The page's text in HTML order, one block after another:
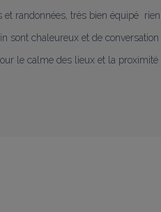
et randonnées, très bien équipé
sont chaleureux et de
le calme des lieux et la